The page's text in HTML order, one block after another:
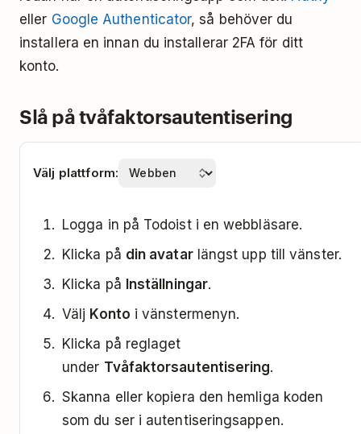
eller Google Authenticator, så behöver du
installera en innan du installerar 2FA för ditt
konto.
Slå på tvåfaktorsautentisering
Välj plattform:
Logga in på Todoist i en webbläsare.
Klicka på din avatarlängst upp till vänster.
Klicka på Inställningar.
Välj Konto i vänstermenyn.
Klicka på reglaget
under Tvåfaktorsautentisering.
Skanna eller kopiera den hemliga koden
som du ser i autentiseringsappen.